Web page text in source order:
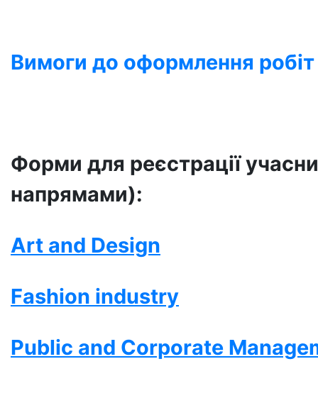
Вимоги до оформлення робіт
Форми для реєстрації
напрямами):
Art and Design
Fashion industry
Public and Corporate